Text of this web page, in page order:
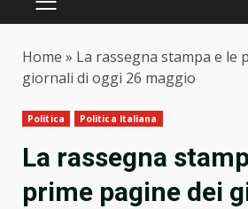
PRIMARY
Home » La rassegna stampa e le
giornali di oggi 26 maggio
Politica Politica Italiana
La rassegna
prime pagine dei